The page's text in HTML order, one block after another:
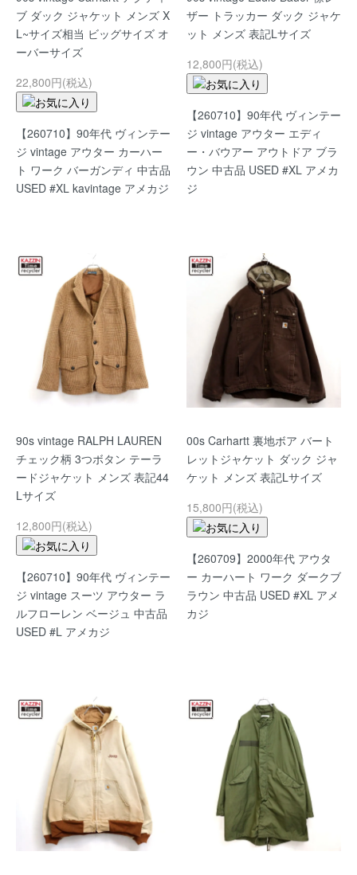
ブ ダック ジャケット メンズ X
L~サイズ相当 ビッグサイズ オ
ーバーサイズ
22,800円(税込)
【260710】90年代 ヴィンテー
ジ vintage アウター カーハー
ト ワーク バーガンディ 中古品
USED #XL kavintage アメカジ
ザー トラッカー ダック ジャケ
ット メンズ 表記Lサイズ
12,800円(税込)
【260710】90年代 ヴィンテー
ジ vintage アウター エディ
ー・バウアー アウトドア ブラ
ウン 中古品 USED #XL アメカ
ジ
90s vintage RALPH LAUREN
チェック柄 3つボタン テーラ
ードジャケット メンズ 表記44
Lサイズ
12,800円(税込)
【260710】90年代 ヴィンテー
ジ vintage スーツ アウター ラ
ルフローレン ベージュ 中古品
USED #L アメカジ
00s Carhartt 裏地ボア バート
レットジャケット ダック ジャ
ケット メンズ 表記Lサイズ
15,800円(税込)
【260709】2000年代 アウタ
ー カーハート ワーク ダークブ
ラウン 中古品 USED #XL アメ
カジ